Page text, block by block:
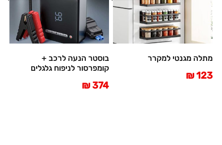
מתלה מגנטי למקרר
123 ₪
בוסטר הנעה לרכב +
קומפרסור לניפוח גלגלים
374 ₪